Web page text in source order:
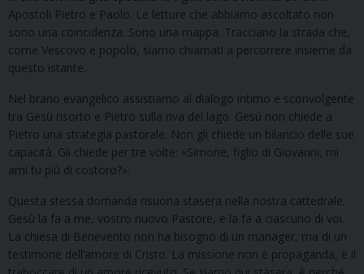
Apostoli Pietro e Paolo. Le letture che abbiamo ascoltato non
sono una coincidenza. Sono una mappa. Tracciano la strada che,
come Vescovo e popolo, siamo chiamati a percorrere insieme da
questo istante.
Nel brano evangelico assistiamo al dialogo intimo e sconvolgente
tra Gesù risorto e Pietro sulla riva del lago. Gesù non chiede a
Pietro una strategia pastorale. Non gli chiede un bilancio delle sue
capacità. Gli chiede per tre volte: «Simone, figlio di Giovanni, mi
ami tu più di costoro?».
Questa stessa domanda risuona stasera nella nostra cattedrale.
Gesù la fa a me, vostro nuovo Pastore, e la fa a ciascuno di voi.
La chiesa di Benevento non ha bisogno di un manager, ma di un
testimone dell’amore di Cristo. La missione non è propaganda, è il